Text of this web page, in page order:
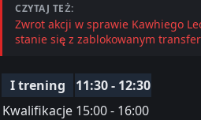
CZYTAJ TEŻ:
Zwrot akcji w sprawie Kawhiego
stanie się z zablokowanym
I trening
11:30 - 12:30
Kwalifikacje 15:00 - 16:00